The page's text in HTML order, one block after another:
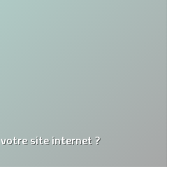
site internet ?